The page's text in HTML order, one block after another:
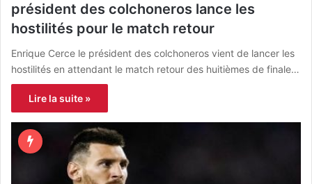
président des colchoneros lance les
hostilités pour le match retour
Enrique Cerce le président des colchoneros vient de lancer les
hostilités en attendant le match retour des huitièmes de finale…
Lire la suite »